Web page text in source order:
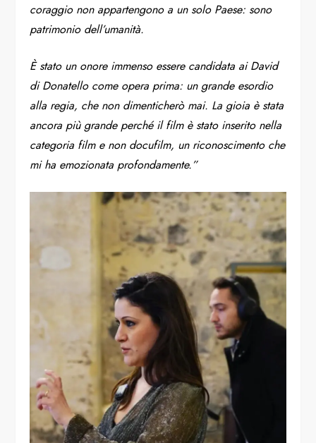
coraggio non appartengono a un solo Paese: sono
patrimonio dell’umanità.
È stato un onore immenso essere candidata ai David
di Donatello come opera prima: un grande esordio
alla regia, che non dimenticherò mai. La gioia è stata
ancora più grande perché il film è stato inserito nella
categoria film e non docufilm, un riconoscimento che
mi ha emozionata profondamente.”